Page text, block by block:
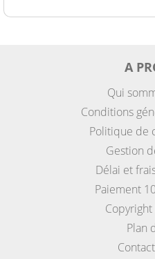
A
Qui
Conditions
Politique de
Gestion
Délai et
Paiement
Plan